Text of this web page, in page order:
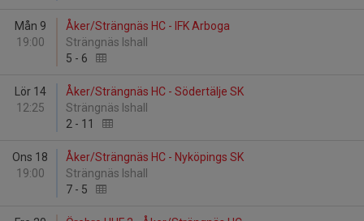
Mån 9
19:00
Åker/Strängnäs HC - IFK Arboga
Strängnäs Ishall
5 - 6
Lör 14
12:25
Åker/Strängnäs HC - Södertälje SK
Strängnäs Ishall
2 - 11
Ons 18
19:00
Åker/Strängnäs HC - Nyköpings SK
Strängnäs Ishall
7 - 5